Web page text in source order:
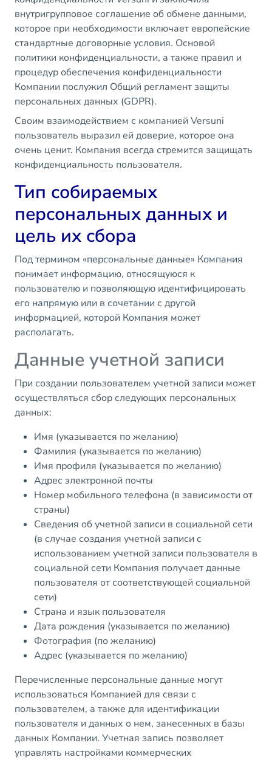
внутригрупповое соглашение об обмене данными,
которое при необходимости включает европейские
стандартные договорные условия. Основой
политики конфиденциальности, а также правил и
процедур обеспечения конфиденциальности
Компании послужил Общий регламент защиты
персональных данных (GDPR).
Своим взаимодействием с компанией Versuni
пользователь выразил ей доверие, которое она
очень ценит. Компания всегда стремится защищать
конфиденциальность пользователя.
Тип собираемых
персональных данных и
цель их сбора
Под термином «персональные данные» Компания
понимает информацию, относящуюся к
пользователю и позволяющую идентифицировать
его напрямую или в сочетании с другой
информацией, которой Компания может
располагать.
Данные учетной записи
При создании пользователем учетной записи может
осуществляться сбор следующих персональных
данных:
Имя (указывается по желанию)
Фамилия (указывается по желанию)
Имя профиля (указывается по желанию)
Адрес электронной почты
Номер мобильного телефона (в зависимости от
страны)
Сведения об учетной записи в социальной сети
(в случае создания учетной записи с
использованием учетной записи пользователя в
социальной сети Компания получает данные
пользователя от соответствующей социальной
сети)
Страна и язык пользователя
Дата рождения (указывается по желанию)
Фотография (по желанию)
Адрес (указывается по желанию)
Перечисленные персональные данные могут
использоваться Компанией для связи с
пользователем, а также для идентификации
пользователя и данных о нем, занесенных в базы
данных Компании. Учетная запись позволяет
управлять настройками коммерческих